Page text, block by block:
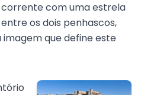
corrente com uma estrela
os dois penhascos,
que define este